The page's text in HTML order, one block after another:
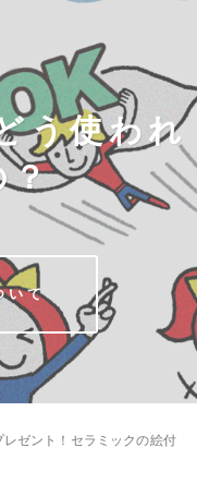
う使われ
？
いて
ゼント！セラミックの絵付